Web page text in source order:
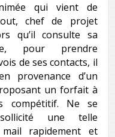
qui vient de
chef de projet
qu’il consulte sa
pour prendre
de ses contacts, il
provenance d’un
un forfait à
compétitif. Ne se
une telle
rapidement et